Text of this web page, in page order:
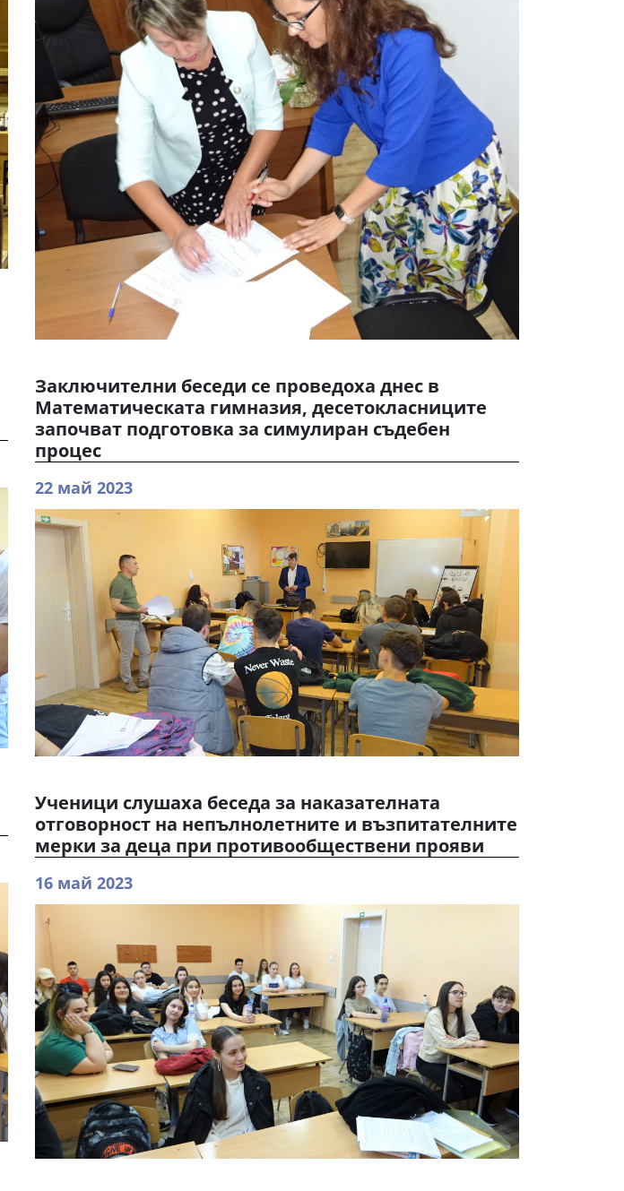
Заключителни беседи се проведоха днес в
Математическата гимназия, десетокласниците
започват подготовка за симулиран съдебен
процес
22 май 2023
Ученици слушаха беседа за наказателната
отговорност на непълнолетните и възпитателните
мерки за деца при противообществени прояви
16 май 2023